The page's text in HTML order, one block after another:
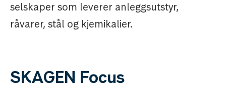
selskaper som leverer anleggsutstyr,
råvarer, stål og kjemikalier.
SKAGEN Focus